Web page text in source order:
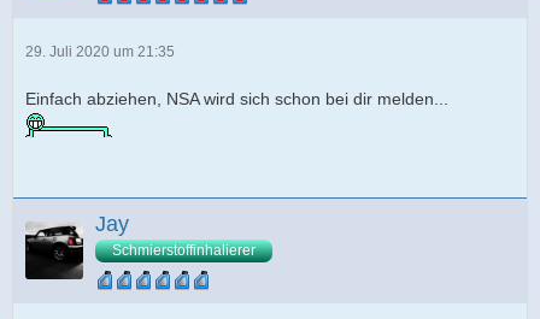
29. Juli 2020 um 21:35
Einfach abziehen, NSA wird sich schon bei dir melden...
Jay
Schmierstoffinhalierer